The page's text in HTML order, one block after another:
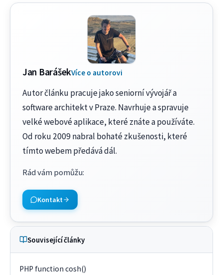
Jan BarášekVíce o autorovi
Autor článku pracuje jako seniorní vývojář a
software architekt v Praze. Navrhuje a spravuje
velké webové aplikace, které znáte a používáte.
Od roku 2009 nabral bohaté zkušenosti, které
tímto webem předává dál.
Rád vám pomůžu:
Kontakt
Související články
PHP function cosh()